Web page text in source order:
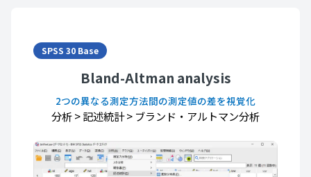
SPSS 30 Base
Bland-Altman analysis
2つの異なる測定方法間の測定値の差を視覚化
分析>記述統計> ブランド・アルトマン分析